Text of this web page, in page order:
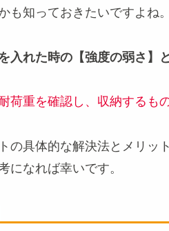
も知っておきたいですよね。
入れた時の【強度の弱さ】
荷重を確認し、収納するも
の具体的な解決法とメリッ
になれば幸いです。